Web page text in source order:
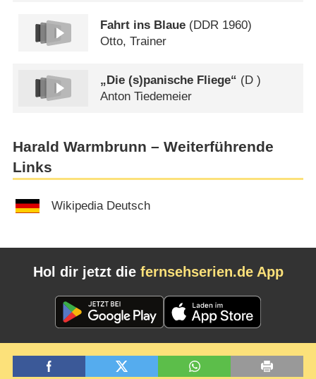
Fahrt ins Blaue (DDR 1960)
Otto, Trainer
„Die (s)panische Fliege“ (D )
Anton Tiedemeier
Harald Warmbrunn – Weiterführende
Links
Wikipedia Deutsch
Hol dir jetzt die fernsehserien.de App